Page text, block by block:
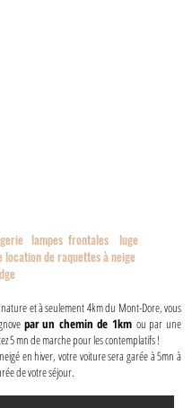
lampes frontales luge
location de raquettes à neige
et à seulement 4km du Mont-Dore, vous
par un chemin de 1km ou par une
5 mn de marche pour les contemplatifs !
en hiver, votre voiture sera garée à 5mn à
de votre séjour.